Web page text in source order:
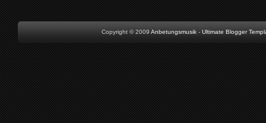
Copyright © 2009 Anbetungsmusik - Ultimate Blogger